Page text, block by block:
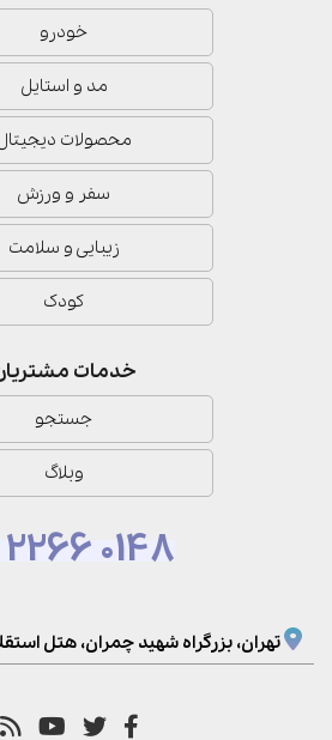
خودرو
مد و استایل
محصولات
سفر و ورزش
زیبایی و سلامت
کودک
خدمات
جستجو
وبلاگ
2266 0148
تهران، بزرگراه شهید چمران، هتل